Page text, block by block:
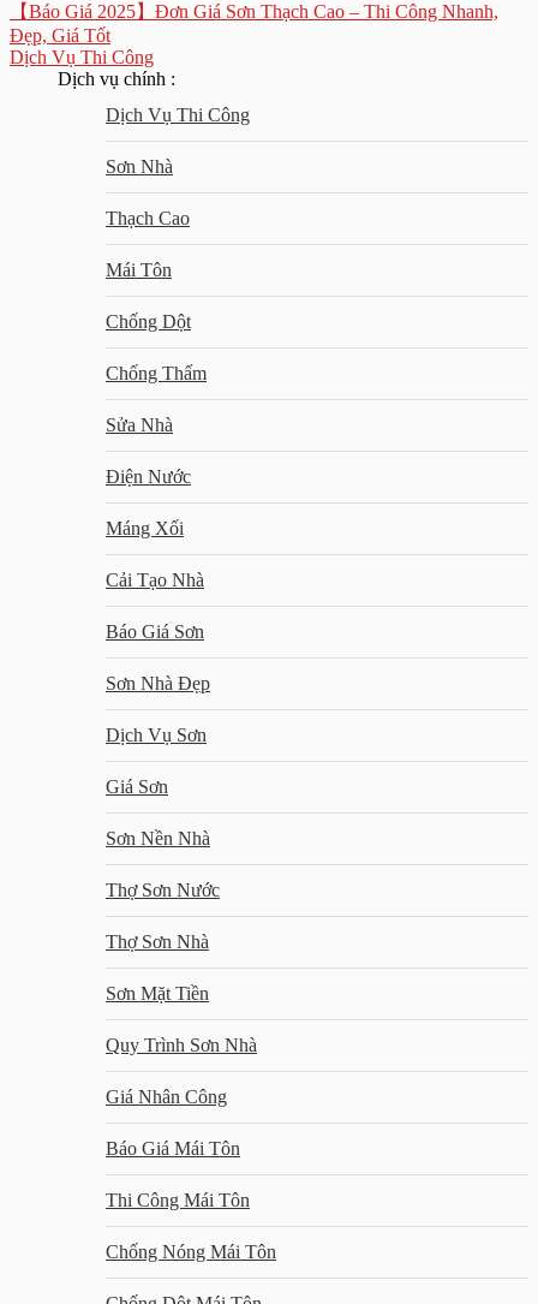
【Báo Giá 2025】Đơn Giá Sơn Thạch Cao – Thi Công Nhanh,
Đẹp, Giá Tốt
Dịch Vụ Thi Công
Dịch vụ chính :
Dịch Vụ Thi Công
Sơn Nhà
Thạch Cao
Mái Tôn
Chống Dột
Chống Thấm
Sửa Nhà
Điện Nước
Máng Xối
Cải Tạo Nhà
Báo Giá Sơn
Sơn Nhà Đẹp
Dịch Vụ Sơn
Giá Sơn
Sơn Nền Nhà
Thợ Sơn Nước
Thợ Sơn Nhà
Sơn Mặt Tiền
Quy Trình Sơn Nhà
Giá Nhân Công
Báo Giá Mái Tôn
Thi Công Mái Tôn
Chống Nóng Mái Tôn